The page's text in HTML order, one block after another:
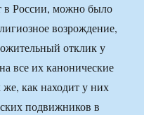
в России, можно было
возрождение,
отклик у
все их канонические
как находит у них
подвижников в